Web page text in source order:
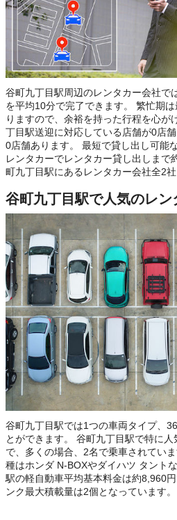
谷町九丁目駅周辺のレンタカー会社で
を平均10分で完了できます。 繁忙期
りますので、余裕を持った行程を心が
丁目駅送迎に対応している店舗が0店
0店舗あります。 最短で貸し出し可能
レンタカーでレンタカー貸し出しま
町九丁目駅にあるレンタカー会社全2
谷町九丁目駅で人気のレ
谷町九丁目駅では1つの車両タイプ、
とができます。 谷町九丁目駅で特に
で、多くの場合、2名で乗車されてい
種はホンダ N-BOXやダイハツ タント
駅の軽自動車平均基本料金は約8,960
ンク最大積載量は2個となっています。